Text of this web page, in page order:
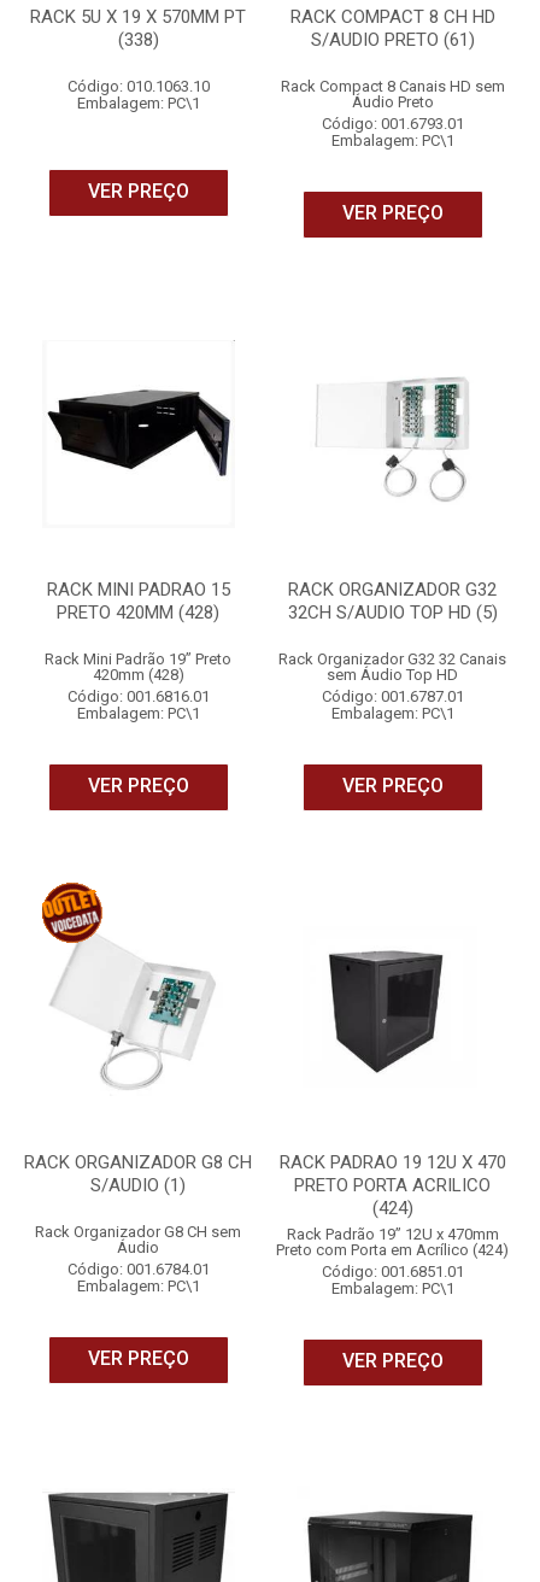
RACK 5U X 19 X 570MM PT
(338)
Código: 010.1063.10
Embalagem: PC\1
VER PREÇO
RACK COMPACT 8 CH HD
S/AUDIO PRETO (61)
Rack Compact 8 Canais HD sem
Áudio Preto
Código: 001.6793.01
Embalagem: PC\1
VER PREÇO
RACK MINI PADRAO 15
PRETO 420MM (428)
Rack Mini Padrão 19” Preto
420mm (428)
Código: 001.6816.01
Embalagem: PC\1
VER PREÇO
RACK ORGANIZADOR G32
32CH S/AUDIO TOP HD (5)
Rack Organizador G32 32 Canais
sem Áudio Top HD
Código: 001.6787.01
Embalagem: PC\1
VER PREÇO
RACK ORGANIZADOR G8 CH
S/AUDIO (1)
Rack Organizador G8 CH sem
Áudio
Código: 001.6784.01
Embalagem: PC\1
VER PREÇO
RACK PADRAO 19 12U X 470
PRETO PORTA ACRILICO
(424)
Rack Padrão 19” 12U x 470mm
Preto com Porta em Acrílico (424)
Código: 001.6851.01
Embalagem: PC\1
VER PREÇO